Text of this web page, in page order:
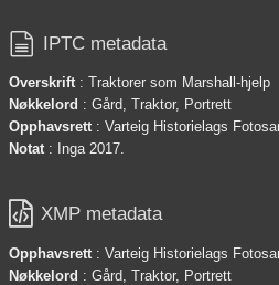
 IPTC metadata
Overskrift : Traktorer som Marshall-hjelp
Nøkkelord : Gård, Traktor, Portrett
Opphavsrett : Varteig Historielags
Notat : Inga 2017.
 XMP metadata
Opphavsrett : Varteig Historielags
Nøkkelord : Gård, Traktor, Portrett